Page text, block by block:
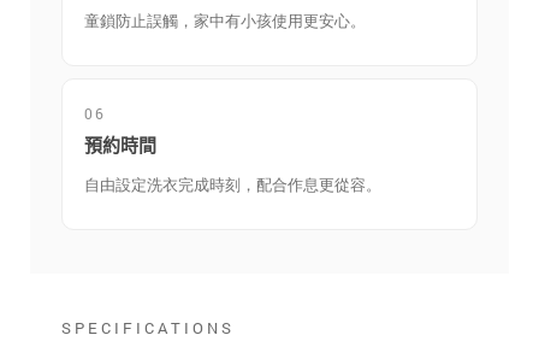
童鎖防止誤觸，家中有小孩使用更安心。
06
預約時間
自由設定洗衣完成時刻，配合作息更從容。
SPECIFICATIONS